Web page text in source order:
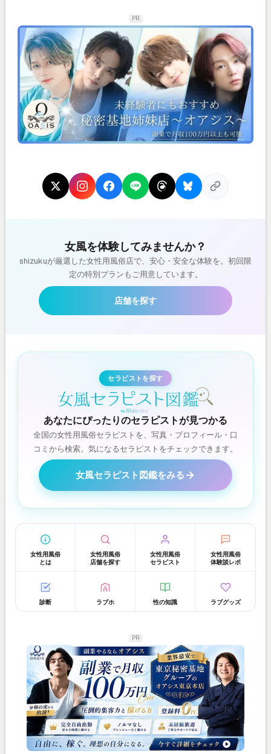
PR
女風を体験してみませんか？
shizukuが厳選した女性用風俗店で、安心・安全な体験を。初回限
定の特別プランもご用意しています。
店舗を探す
セラピストを探す
あなたにぴったりのセラピストが見つかる
全国の女性用風俗セラピストを、写真・プロフィール・口
コミから検索。気になるセラピストをチェックできます。
女風セラピスト図鑑をみる
女性用風俗
とは
女性用風俗
店舗を探す
女性用風俗
セラピスト
女性用風俗
体験談レポ
診断 ラブホ 性の知識 ラブグッズ
PR